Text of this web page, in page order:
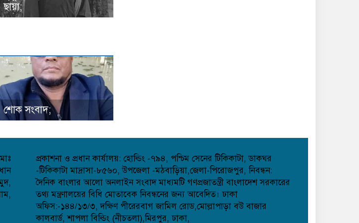
ছায়া;
শোক সংবাদ;
প্রকাশনা ও প্রধান কার্যালয়: হোল্ডিং -৭৯৪, পশ্চিম সেনের টিকিকাটা, ডাকঘর
-টিকিকাটা মাদ্রাসা-৮৫৬০, উপজেলা -মঠবাড়িয়া,জেলা-পিরোজপুর, নিবন্ধন:
দৈনিক বাংলার আলো অনলাইন সংবাদ মাধ্যমটি গণপ্রজাতন্ত্রী বাংলাদেশ সরকারের
তথ্য মন্ত্রণালয়ের বিধি মোতাবেক নিবন্ধনের জন্য আবেদিত। ঢাকা
অফিস:-১৪৪/১৩/৩, দক্ষিণ পীরেরবাগ জামিল রোড,মোল্লাপাড়া বউ বাজার
কালবার্ড, শাপলা বিল্ডিং (নীচতলা),মিরপুর, ঢাকা,